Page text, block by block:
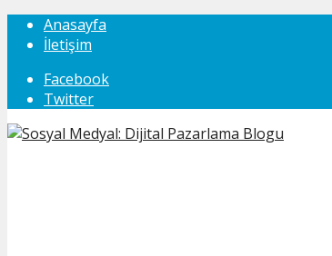
Anasayfa
İletişim
Facebook
Twitter